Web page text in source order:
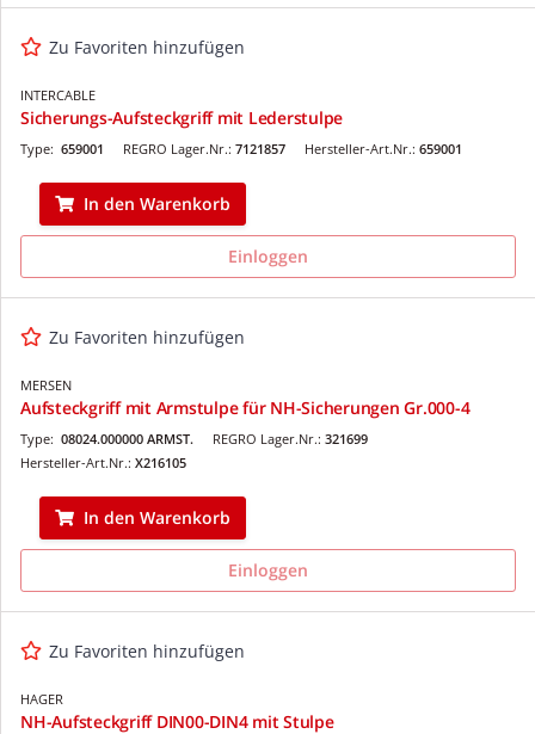
Zu Favoriten hinzufügen
INTERCABLE
Sicherungs-Aufsteckgriff mit Lederstulpe
REGRO Lager.Nr.: 7121857
Type: 659001 Hersteller-Art.Nr.: 659001
In den Warenkorb
Einloggen
Zu Favoriten hinzufügen
MERSEN
Aufsteckgriff mit Armstulpe für NH-Sicherungen Gr.000-4
REGRO Lager.Nr.: 321699
Type: 08024.000000 ARMST.
Hersteller-Art.Nr.: X216105
In den Warenkorb
Einloggen
Zu Favoriten hinzufügen
HAGER
NH-Aufsteckgriff DIN00-DIN4 mit Stulpe